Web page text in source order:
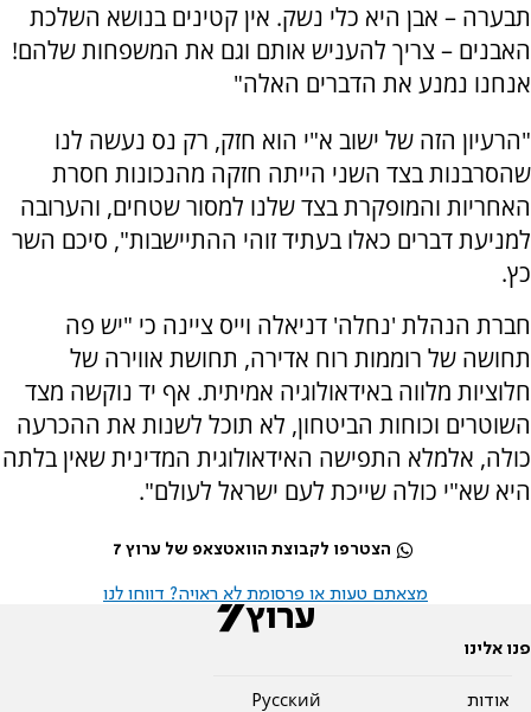
תבערה – אבן היא כלי נשק. אין קטינים בנושא השלכת
האבנים – צריך להעניש אותם וגם את המשפחות שלהם!
אנחנו נמנע את הדברים האלה"
"הרעיון הזה של ישוב א"י הוא חזק, רק נס נעשה לנו
שהסרבנות בצד השני הייתה חזקה מהנכונות חסרת
האחריות והמופקרת בצד שלנו למסור שטחים, והערובה
למניעת דברים כאלו בעתיד זוהי ההתיישבות", סיכם השר
כץ.
חברת הנהלת 'נחלה' דניאלה וייס ציינה כי "יש פה
תחושה של רוממות רוח אדירה, תחושת אווירה של
חלוציות מלווה באידאולוגיה אמיתית. אף יד נוקשה מצד
השוטרים וכוחות הביטחון, לא תוכל לשנות את ההכרעה
כולה, אלמלא התפישה האידאולוגית המדינית שאין בלתה
היא שא"י כולה שייכת לעם ישראל לעולם".
הצטרפו לקבוצת הוואטצאפ של ערוץ 7
מצאתם טעות או פרסומת לא ראויה? דווחו לנו
פנו אלינו
אודות
Pусский